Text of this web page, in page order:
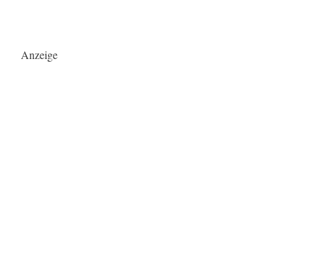
Anzeige